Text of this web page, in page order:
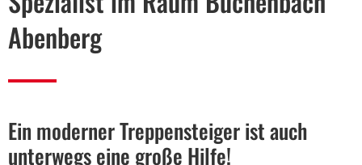
Abenberg
Ein moderner Treppensteiger ist auch
unterwegs eine große Hilfe!